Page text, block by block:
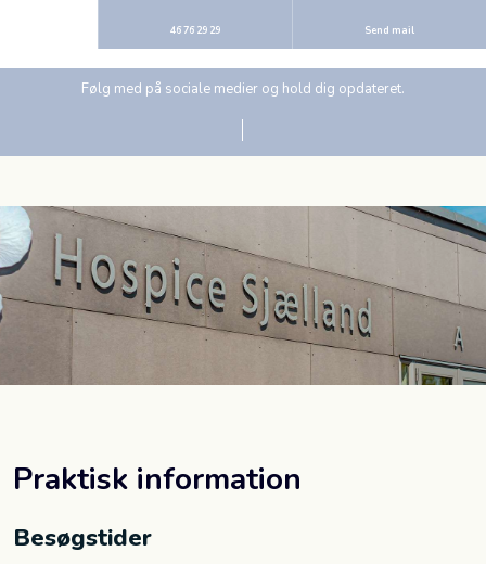
46 76 29 29 Send mail
Følg med på sociale medier og hold dig opdateret.
Praktisk information
Besøgstider